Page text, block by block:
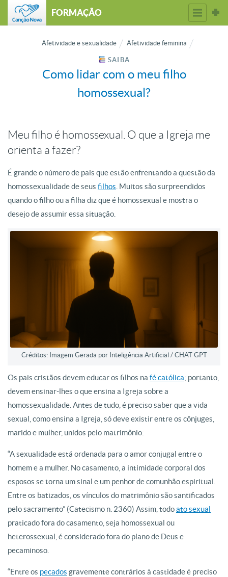
FORMAÇÃO
Afetividade e sexualidade Afetividade feminina
SAIBA
Como lidar com o meu filho
homossexual?
Meu filho é homossexual. O que a Igreja me
orienta a fazer?
É grande o número de pais que estão enfrentando a questão da
homossexualidade de seus filhos . Muitos são surpreendidos
quando o filho ou a filha diz que é homossexual e mostra o
desejo de assumir essa situação.
Créditos: Imagem Gerada por Inteligência Artificial / CHAT GPT
Os pais cristãos devem educar os filhos na fé católica; portanto,
devem ensinar-lhes o que ensina a Igreja sobre a
homossexualidade. Antes de tudo, é preciso saber que a vida
sexual, como ensina a Igreja, só deve existir entre os cônjuges,
marido e mulher, unidos pelo matrimônio:
“A sexualidade está ordenada para o amor conjugal entre o
homem e a mulher. No casamento, a intimidade corporal dos
esposos se torna um sinal e um penhor de comunhão espiritual.
Entre os batizados, os vínculos do matrimônio são santificados
pelo sacramento” (Catecismo n. 2360) Assim, todoato sexual
praticado fora do casamento, seja homossexual ou
heterossexual, é considerado fora do plano de Deus e
pecaminoso.
“Entre os pecados gravemente contrários à castidade é preciso